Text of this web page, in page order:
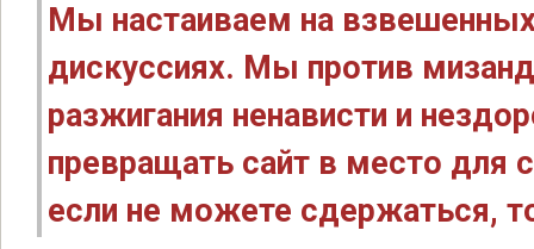
Мы настаиваем на
дискуссиях. Мы против
разжигания ненависти и
превращать сайт в место для
если не можете сдержаться,